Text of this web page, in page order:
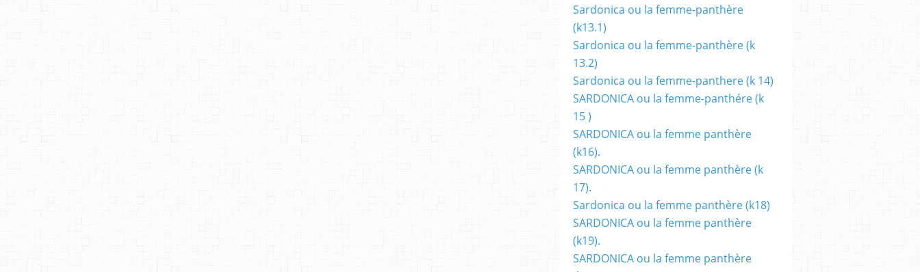
Sardonica ou la femme-panthère
(k13.1)
Sardonica ou la femme-panthère (k
13.2)
Sardonica ou la femme-panthere (k 14)
SARDONICA ou la femme-panthére (k
15 )
SARDONICA ou la femme panthère
(k16).
SARDONICA ou la femme panthère (k
17).
Sardonica ou la femme panthère (k18)
SARDONICA ou la femme panthère
(k19).
SARDONICA ou la femme panthère